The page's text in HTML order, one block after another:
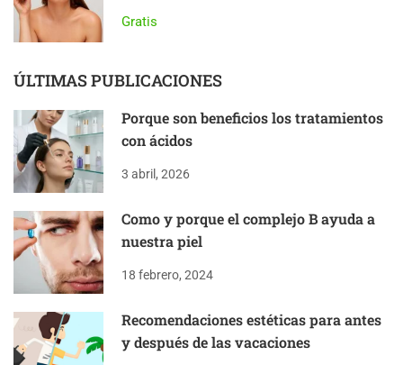
Gratis
ÚLTIMAS PUBLICACIONES
Porque son beneficios los tratamientos
con ácidos
3 abril, 2026
Como y porque el complejo B ayuda a
nuestra piel
18 febrero, 2024
Recomendaciones estéticas para antes
y después de las vacaciones